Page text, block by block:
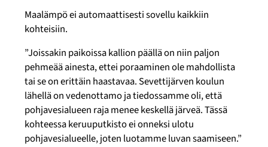
Maalämpö ei automaattisesti sovellu kaikkiin
kohteisiin.
”Joissakin paikoissa kallion päällä on niin paljon
pehmeää ainesta, ettei poraaminen ole mahdollista
tai se on erittäin haastavaa. Sevettijärven koulun
lähellä on vedenottamo ja tiedossamme oli, että
pohjavesialueen raja menee keskellä järveä. Tässä
kohteessa keruuputkisto ei onneksi ulotu
pohjavesialueelle, joten luotamme luvan saamiseen.”